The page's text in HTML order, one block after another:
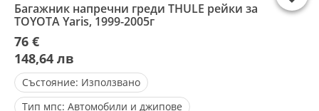
Багажник напречни греди THULE рейки за
TOYOTA Yaris, 1999-2005г
76 €
148,64 лв
Състояние: Използвано
Тип мпс: Автомобили и джипове